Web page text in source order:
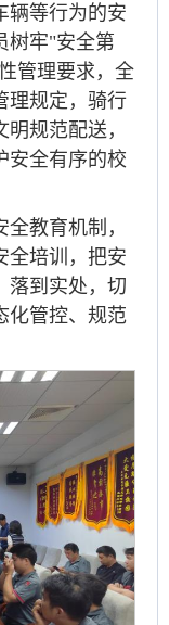
辆等行为的安
树牢"安全第
管理要求，全
理规定，骑行
规范配送，
安全有序的校
教育机制，
全培训，把安
落到实处，切
化管控、规范